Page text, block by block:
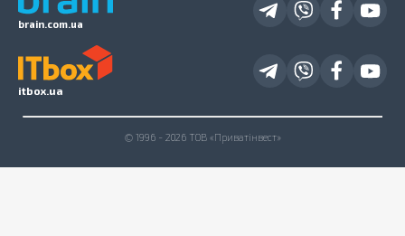
brain.com.ua
itbox.ua
© 1996 - 2026 ТОВ «Приватінвест»